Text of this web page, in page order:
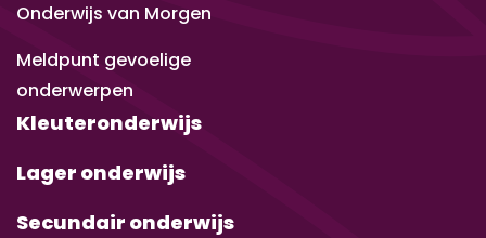
Onderwijs van Morgen
Meldpunt gevoelige
onderwerpen
Kleuteronderwijs
Lager onderwijs
Secundair onderwijs